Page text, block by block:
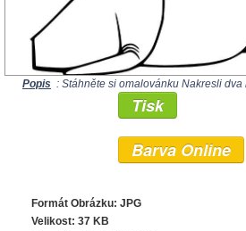
Popis : Stáhněte si omalovánku Nakresli
Tisk
Barva Online
Formát Obrázku: JPG
Velikost: 37 KB